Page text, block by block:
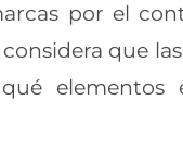
por el
que
elementos